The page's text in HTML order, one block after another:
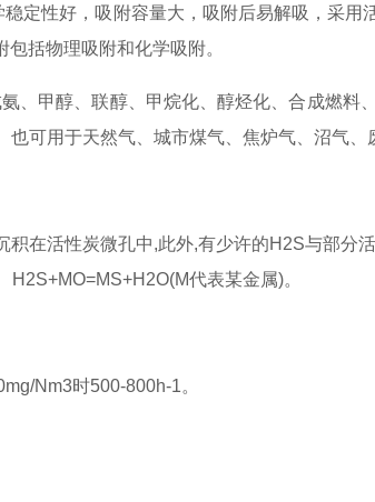
定性好，吸附容量大，吸附后易解吸，采用
括物理吸附和化学吸附。
、甲醇、联醇、甲烷化、醇烃化、合成燃料
可用于天然气、城市煤气、焦炉气、沼气、
在活性炭微孔中,此外,有少许的H2S与部分
代表某金属)。
Nm3时500-800h-1。